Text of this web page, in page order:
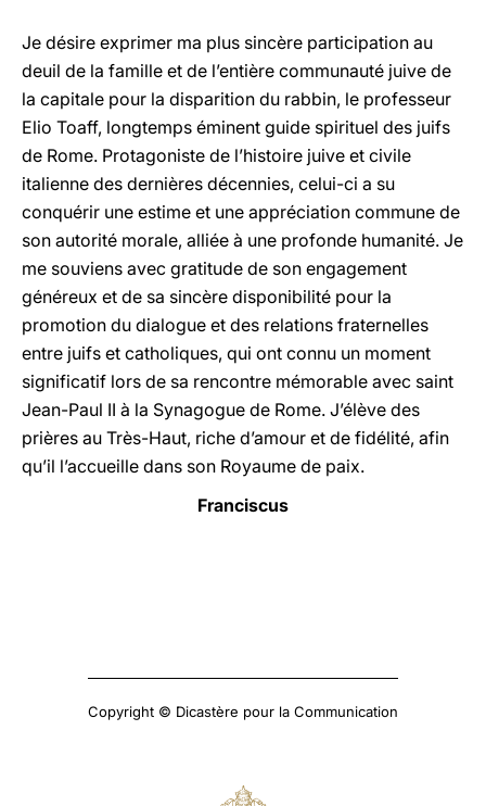
Je désire exprimer ma plus sincère participation au
deuil de la famille et de l’entière communauté juive de
la capitale pour la disparition du rabbin, le professeur
Elio Toaff, longtemps éminent guide spirituel des juifs
de Rome. Protagoniste de l’histoire juive et civile
italienne des dernières décennies, celui-ci a su
conquérir une estime et une appréciation commune de
son autorité morale, alliée à une profonde humanité. Je
me souviens avec gratitude de son engagement
généreux et de sa sincère disponibilité pour la
promotion du dialogue et des relations fraternelles
entre juifs et catholiques, qui ont connu un moment
significatif lors de sa rencontre mémorable avec saint
Jean-Paul II à la Synagogue de Rome. J’élève des
prières au Très-Haut, riche d’amour et de fidélité, afin
qu’il l’accueille dans son Royaume de paix.
Franciscus
Copyright © Dicastère pour la Communication